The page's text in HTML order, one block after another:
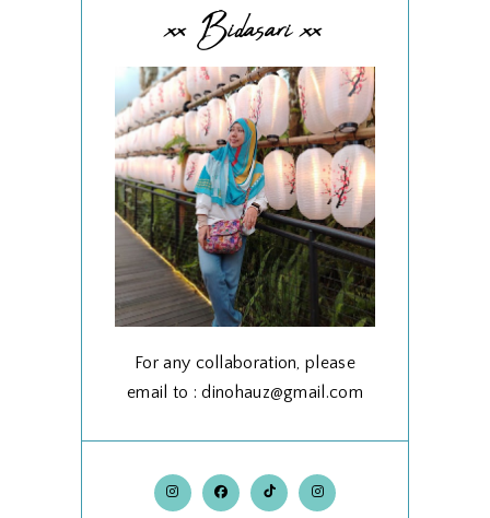
xx Bidasari xx
For any collaboration, please
email to : dinohauz@gmail.com